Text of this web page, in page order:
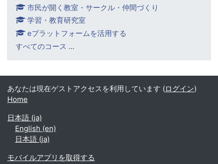
市民が開く教室・サークル・仲間づくり
学習・教育研究室
eプラットフォームを活用する
すべてのコース ...
あなたは現在ゲストアクセスを利用しています (ログイン)
Home
日本語 ‎(ja)‎
English ‎(en)‎
日本語 ‎(ja)‎
モバイルアプリを取得する